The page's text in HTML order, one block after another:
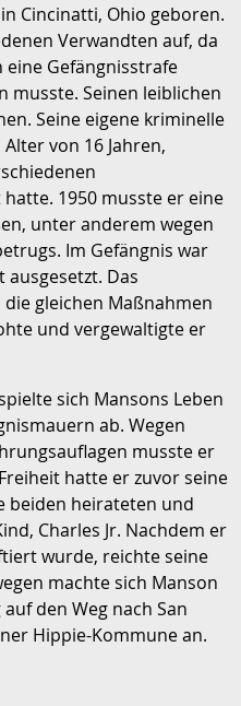
Cincinatti, Ohio geboren.
Verwandten auf, da
Gefängnisstrafe
musste. Seinen leiblichen
Seine eigene kriminelle
von 16 Jahren,
1950 musste er eine
unter anderem wegen
Im Gefängnis war
ausgesetzt. Das
gleichen Maßnahmen
und vergewaltigte er
sich Mansons Leben
ab. Wegen
musste er
hatte er zuvor seine
beiden heirateten und
Charles Jr. Nachdem er
wurde, reichte seine
machte sich Manson
den Weg nach San
Hippie-Kommune an.